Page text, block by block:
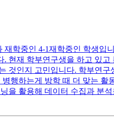
학중인 4-1재학중인 학생
현재 학부연구생을 하고 있
것인지 고민입니다. 학부연
행하는게 방학 때 더 맞는
을 활용해 데이터 수집과 분